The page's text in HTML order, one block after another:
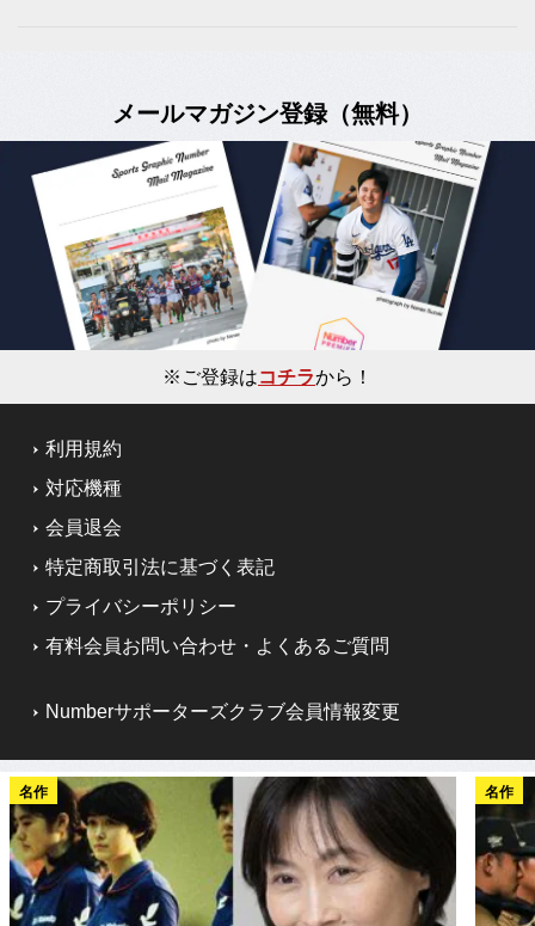
メールマガジン登録（無料）
※ご登録はコチラから！
利用規約
対応機種
会員退会
特定商取引法に基づく表記
プライバシーポリシー
有料会員お問い合わせ・よくあるご質問
Numberサポーターズクラブ会員情報変更
名作 名作